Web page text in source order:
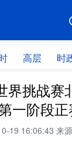
高层 时
网站地图
高层
财经
全
挑战赛
一阶段正
19 16:06:43 来